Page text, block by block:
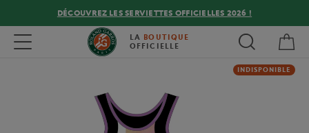
DÉCOUVREZ LES SERVIETTES OFFICIELLES 2026 !
Toggle navigation LA BOUTIQUE
OFFICIELLE
INDISPONIBLE